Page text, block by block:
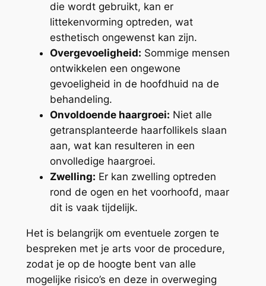
die wordt gebruikt, kan er
littekenvorming optreden, wat
esthetisch ongewenst kan zijn.
Overgevoeligheid: Sommige mensen
ontwikkelen een ongewone
gevoeligheid in de hoofdhuid na de
behandeling.
Onvoldoende haargroei: Niet alle
getransplanteerde haarfollikels slaan
aan, wat kan resulteren in een
onvolledige haargroei.
Zwelling: Er kan zwelling optreden
rond de ogen en het voorhoofd, maar
dit is vaak tijdelijk.
Het is belangrijk om eventuele zorgen te
bespreken met je arts voor de procedure,
zodat je op de hoogte bent van alle
mogelijke risico’s en deze in overweging